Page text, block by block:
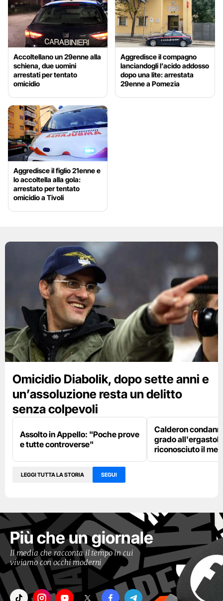
Accoltellano un 29enne alla
schiena, due uomini
arrestati per tentato
omicidio
Aggredisce il compagno
lanciandogli l’acido addosso
dopo una lite: arrestata
29enne a Pomezia
Aggredisce il figlio 21enne e
lo accoltella alla gola:
arrestato per tentato
omicidio a Tivoli
Omicidio Diabolik, dopo sette anni e
un’assoluzione resta un delitto
senza colpevoli
Assolto in Appello: "Poche prove
e tutte controverse"
Calderon
grado
riconosciuto il
LEGGI TUTTA LA STORIA SEGUI
Più che un giornale
Il media che racconta il tempo in cui
viviamo con occhi moderni